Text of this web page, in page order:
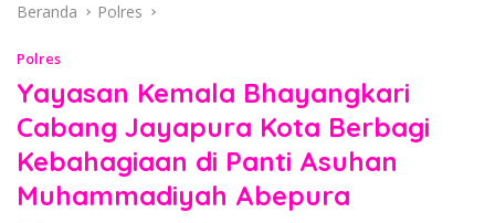
Beranda Polres
Polres
Yayasan Kemala Bhayangkari
Cabang Jayapura Kota Berbagi
Kebahagiaan di Panti Asuhan
Muhammadiyah Abepura